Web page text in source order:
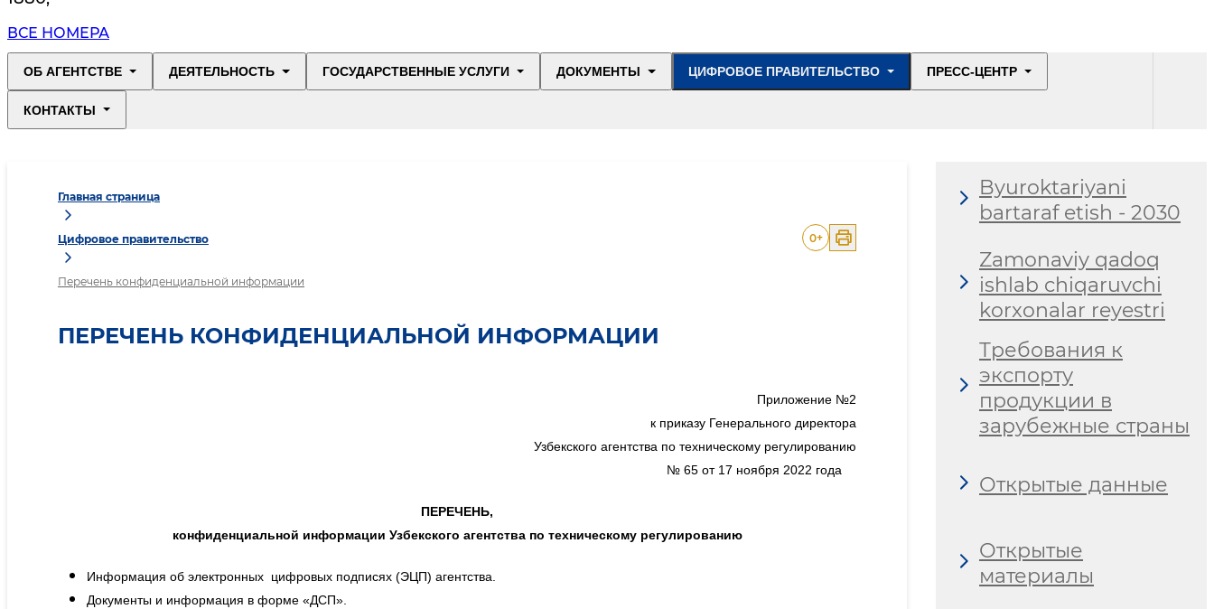
ВСЕ НОМЕРА
ОБ АГЕНТСТВЕ ДЕЯТЕЛЬНОСТЬ ГОСУДАРСТВЕННЫЕ УСЛУГИ ДОКУМЕНТЫ ЦИФРОВОЕ ПРАВИТЕЛЬСТВО ПРЕСС-ЦЕНТР
КОНТАКТЫ
Главная страница
Цифровое правительство
Перечень конфиденциальной информации
0+
ПЕРЕЧЕНЬ КОНФИДЕНЦИАЛЬНОЙ ИНФОРМАЦИИ
Приложение №2
к приказу Генерального директора
Узбекского агентства по техническому регулированию
№ 65 от 17 ноября 2022 года
ПЕРЕЧЕНЬ,
конфиденциальной информации Узбекского агентства по техническому регулированию
Информация об электронных цифровых подписях (ЭЦП) агентства.
Документы и информация в форме «ДСП».
Byuroktariyani
bartaraf etish - 2030
Zamonaviy qadoq
ishlab chiqaruvchi
korxonalar reyestri
Требования к
экспорту
продукции в
зарубежные страны
Открытые данные
Открытые
материалы